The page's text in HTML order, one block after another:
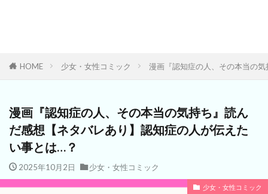
HOME 少女・女性コミック 漫画『認知症の人、その本当の
漫画『認知症の人、その本当の気持ち』読ん
だ感想【ネタバレあり】認知症の人が伝えた
い事とは…？
2025年10月2日 少女・女性コミック
少女・女性コミック